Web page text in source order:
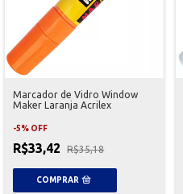
Marcador de Vidro Window
Maker Laranja Acrilex
-5% OFF
R$33,42 R$35,18